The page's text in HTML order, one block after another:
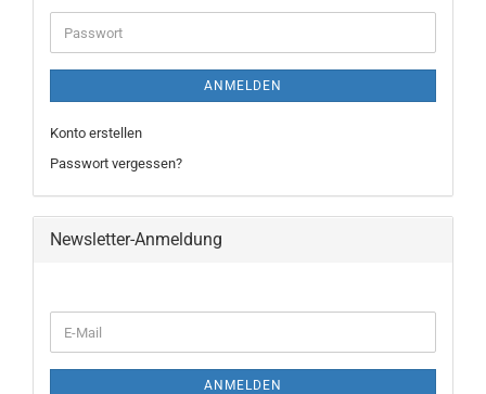
ANMELDEN
Konto erstellen
Passwort vergessen?
Newsletter-Anmeldung
ANMELDEN